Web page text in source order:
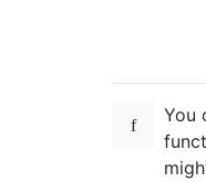
You